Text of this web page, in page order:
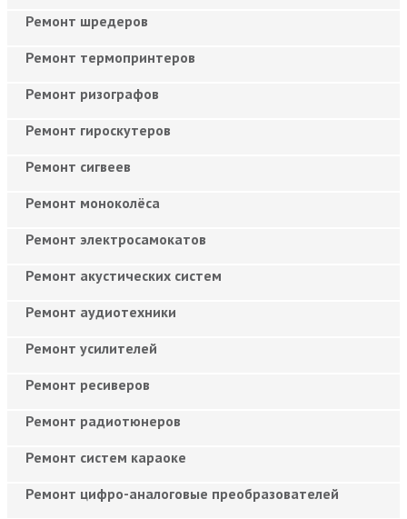
Ремонт шредеров
Ремонт термопринтеров
Ремонт ризографов
Ремонт гироскутеров
Ремонт сигвеев
Ремонт моноколёса
Ремонт электросамокатов
Ремонт акустических систем
Ремонт аудиотехники
Ремонт усилителей
Ремонт ресиверов
Ремонт радиотюнеров
Ремонт систем караоке
Ремонт цифро-аналоговые преобразователей